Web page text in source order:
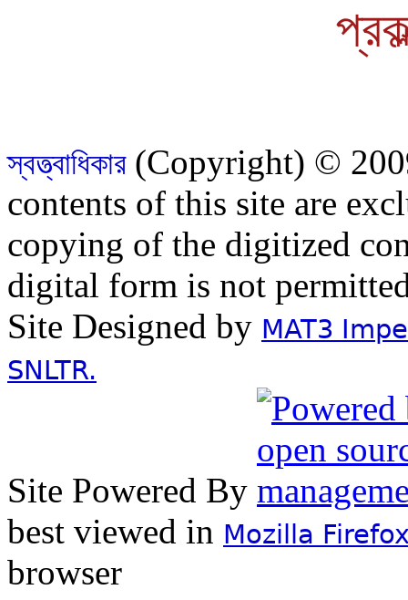
স্বত্ত্বাধিকার(Copyright) ©
contents of this site are
copying of the digitized
digital form is not
Site Designed by MAT3
SNLTR.
Site Powered By
best viewed in Mozilla
browser